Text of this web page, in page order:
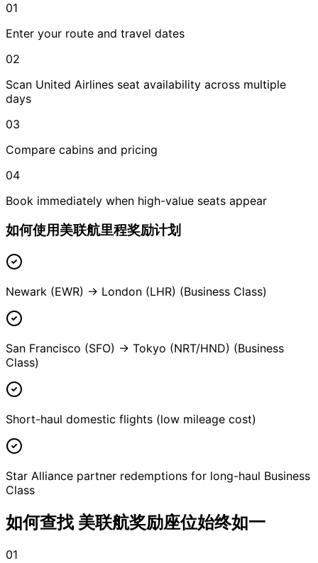
01
Enter your route and travel dates
02
Scan United Airlines seat availability across multiple
days
03
Compare cabins and pricing
04
Book immediately when high-value seats appear
如何使用美联航里程奖励计划
Newark (EWR) → London (LHR) (Business Class)
San Francisco (SFO) → Tokyo (NRT/HND) (Business
Class)
Short-haul domestic flights (low mileage cost)
Star Alliance partner redemptions for long-haul Business
Class
如何查找 美联航奖励座位始终如一
01